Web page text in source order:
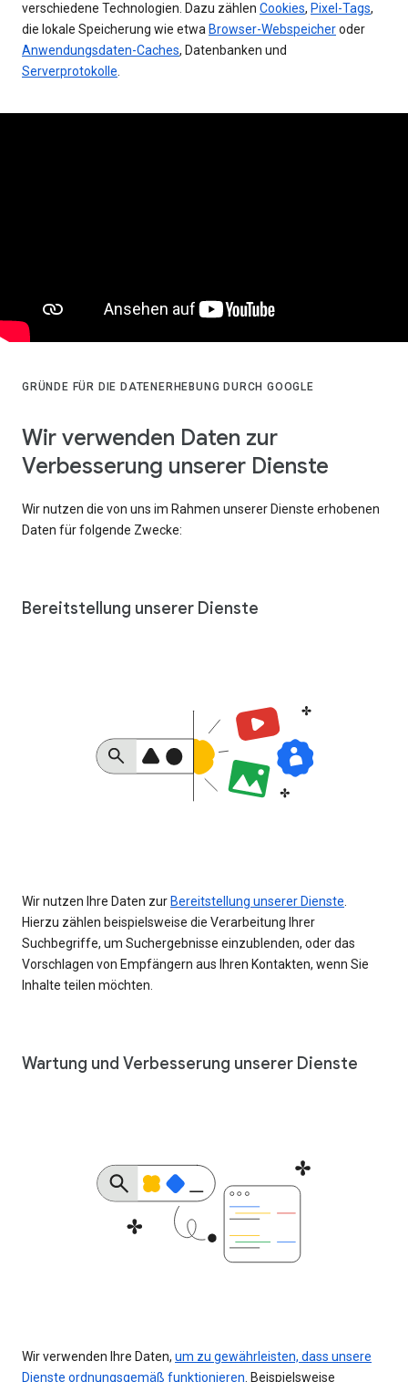
verschiedene Technologien. Dazu zählen Cookies, Pixel-Tags,
die lokale Speicherung wie etwa Browser-Webspeicheroder
Anwendungsdaten-Caches, Datenbanken und
Serverprotokolle
GRÜNDE FÜR DIE DATENERHEBUNG DURCH GOOGLE
Wir verwenden Daten zur
Verbesserung unserer Dienste
Wir nutzen die von uns im Rahmen unserer Dienste erhobenen
Daten für folgende Zwecke:
Bereitstellung unserer Dienste
Wir nutzen Ihre Daten zur Bereitstellung unserer Dienste
Hierzu zählen beispielsweise die Verarbeitung Ihrer
Suchbegriffe, um Suchergebnisse einzublenden, oder das
Vorschlagen von Empfängern aus Ihren Kontakten, wenn Sie
Inhalte teilen möchten.
Wartung und Verbesserung unserer Dienste
Wir verwenden Ihre Daten, um zu gewährleisten, dass unsere
Dienste ordnungsgemäß funktionieren . Beispielsweise